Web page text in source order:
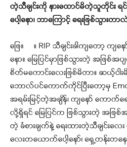
တဲ့သီချင်းကို နားထောင်မိတဲ့သူတိုင်း
ပေါ့နော၊ ဘာကြောင့် ရေးဖြစ်သွားတာ
ဖြေ။ ။ RIP သီချင်းခါကျတော့ ကျ
နော။ မြေပြင်မှာဖြစ်သွားတဲ့ အဖြစ်
စိတ်မကောင်းလေးဖြစ်မိတာ။ ဆယ့်ငါ
ဘောလ်ပင်ကောက်ကိုင်ပြီးတော့မှ
အရမ်းမြင့်တဲ့အချိန်၊ ကျနော် ကော
လို့ရှိရင် မြေပြင်က ဖြစ်သွားတဲ့ အဖြ
တဲ့ ခံစားချက်နဲ့ ရေးထားတဲ့သီချင်းလ
လေးတယောက်ပေါ့နော်၊ ရှေ့တန်းတ